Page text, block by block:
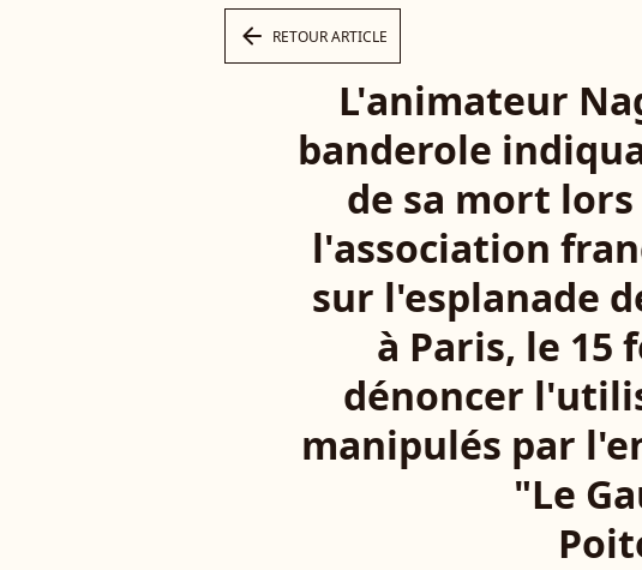
arrow_left RETOUR ARTICLE
L'animateur
banderole
de sa mort
l'association
sur l'esplanade
à Paris, le 15
dénoncer
manipulés par
"Le